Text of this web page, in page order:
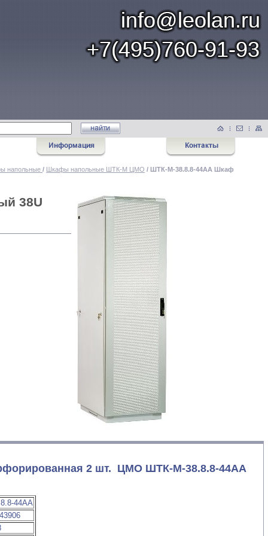
напольные/ Шкафы напольные ШТК-М ЦМО / ШТК-М-38.8.8-44АА Шкаф
38U
2 шт. ЦМО ШТК-М-38.8.8-44АА
44АА